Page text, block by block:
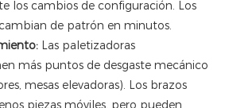
los cambios de configuración. Los
de patrón en minutos.
Las paletizadoras
más puntos de desgaste mecánico
mesas elevadoras). Los brazos
piezas móviles, pero pueden